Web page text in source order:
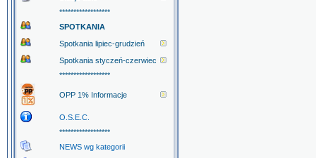
******************
SPOTKANIA
Spotkania lipiec-grudzień
Spotkania styczeń-czerwiec
******************
OPP 1% Informacje
O.S.E.C.
******************
NEWS wg kategorii